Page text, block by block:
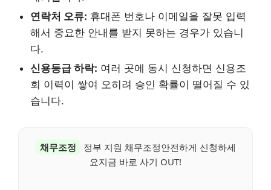
연락처 오류: 휴대폰 번호나 이메일을 잘못 입력
해서 중요한 안내를 받지 못하는 경우가 있습니
다.
신용등급 하락: 여러 곳에 동시 신청하면 신용조
회 이력이 쌓여 오히려 승인 확률이 떨어질 수 있
습니다.
채무조정
정부 지원 채무조정안전하게 신청하세
요지금 바로 사기 OUT!